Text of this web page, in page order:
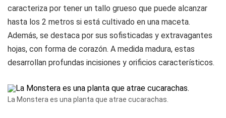
caracteriza por tener un tallo grueso que puede alcanzar
hasta los 2 metros si está cultivado en una maceta.
Además, se destaca por sus sofisticadas y extravagantes
hojas, con forma de corazón. A medida madura, estas
desarrollan profundas incisiones y orificios característicos.
La Monstera es una planta que atrae cucarachas.